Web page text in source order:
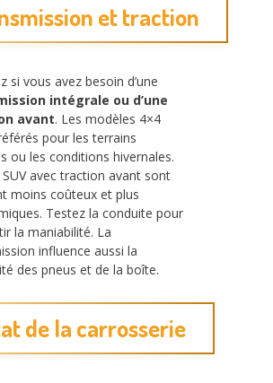
et traction
si vous avez besoin d’une
intégrale ou d’une
avant. Les modèles 4×4
pour les terrains
ou les conditions hivernales.
SUV avec traction avant sont
moins coûteux et plus
Testez la conduite pour
la maniabilité. La
influence aussi la
des pneus et de la boîte.
de la carrosserie